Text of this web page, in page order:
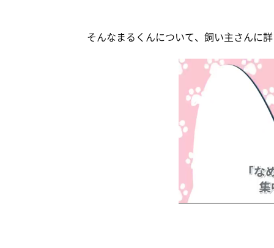
そんなまるくんについて、飼い主さんに